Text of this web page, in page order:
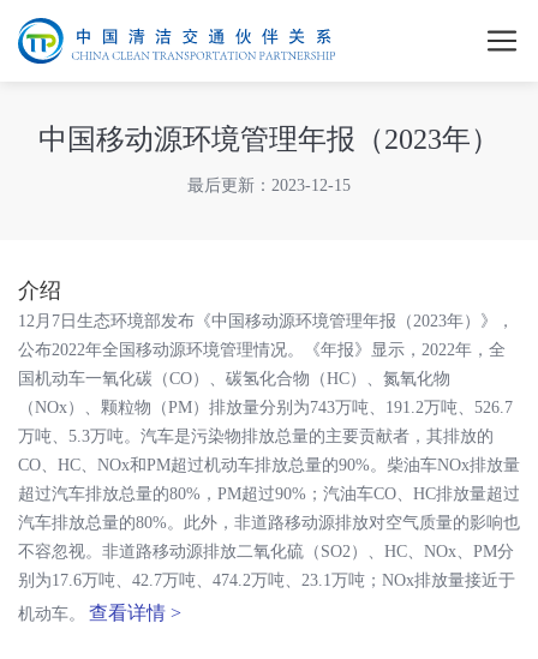
中国移动源环境管理年报（2023年）
最后更新：2023-12-15
介绍
12月7日生态环境部发布《中国移动源环境管理年报（2023年）》，
公布2022年全国移动源环境管理情况。《年报》显示，2022年，全
国机动车一氧化碳（CO）、碳氢化合物（HC）、氮氧化物
（NOx）、颗粒物（PM）排放量分别为743万吨、191.2万吨、526.7
万吨、5.3万吨。汽车是污染物排放总量的主要贡献者，其排放的
CO、HC、NOx和PM超过机动车排放总量的90%。柴油车NOx排放量
超过汽车排放总量的80%，PM超过90%；汽油车CO、HC排放量超过
汽车排放总量的80%。此外，非道路移动源排放对空气质量的影响也
不容忽视。非道路移动源排放二氧化硫（SO2）、HC、NOx、PM分
别为17.6万吨、42.7万吨、474.2万吨、23.1万吨；NOx排放量接近于
机动车。
查看详情 >